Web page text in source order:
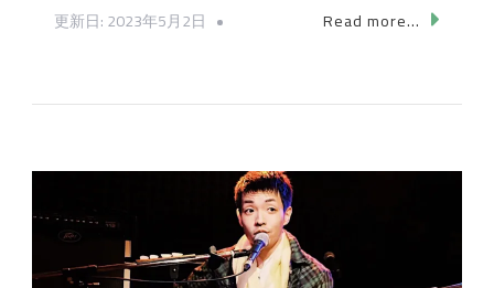
の
へ
の
更新日:2023年5月2日 Read more...